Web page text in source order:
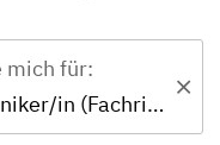
mich für:
Zertifikat - Techniker/in (Fachrichtung Maschinenbau)